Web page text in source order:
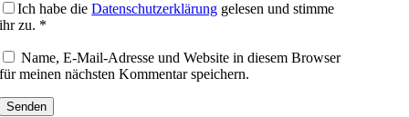
Ich habe dieDatenschutzerklärung gelesen und stimme
ihr zu. *
Name, E-Mail-Adresse und Website in diesem Browser
für meinen nächsten Kommentar speichern.